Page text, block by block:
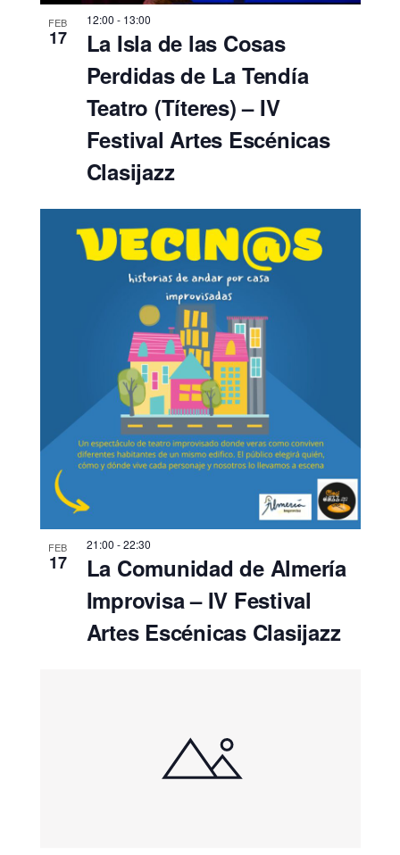
FEB
17
12:00 - 13:00
La Isla de las Cosas
Perdidas de La Tendía
Teatro (Títeres) – IV
Festival Artes Escénicas
Clasijazz
FEB
17
21:00 -22:30
La Comunidad de Almería
Improvisa – IV Festival
Artes Escénicas Clasijazz